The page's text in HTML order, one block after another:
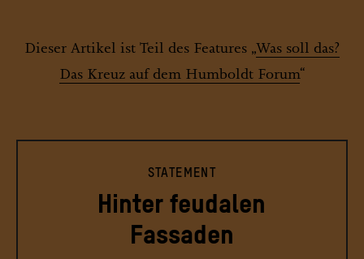
Dieser Artikel ist Teil des Features „Was soll das?
Das Kreuz auf dem Humboldt Forum“
STATEMENT
Hinter feudalen
Fassaden